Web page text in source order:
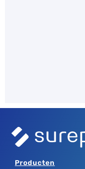
Producten